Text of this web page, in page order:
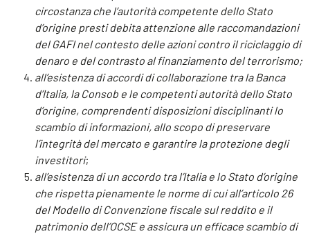
circostanza che l’autorità competente dello Stato
d’origine presti debita attenzione alle raccomandazioni
del GAFI nel contesto delle azioni contro il riciclaggio di
denaro e del contrasto al finanziamento del terrorismo;
all’esistenza di accordi di collaborazione tra la Banca
d’Italia, la Consob e le competenti autorità dello Stato
d’origine, comprendenti disposizioni disciplinanti lo
scambio di informazioni, allo scopo di preservare
l’integrità del mercato e garantire la protezione degli
investitori;
all’esistenza di un accordo tra l’Italia e lo Stato d’origine
che rispetta pienamente le norme di cui all’articolo 26
del Modello di Convenzione fiscale sul reddito e il
patrimonio dell’OCSE e assicura un efficace scambio di